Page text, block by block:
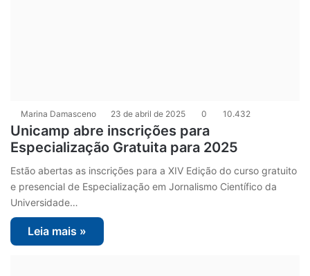
Marina Damasceno 23 de abril de 2025 0 10.432
Unicamp abre inscrições para
Especialização Gratuita para 2025
Estão abertas as inscrições para a XIV Edição do curso gratuito
e presencial de Especialização em Jornalismo Científico da
Universidade…
Leia mais »